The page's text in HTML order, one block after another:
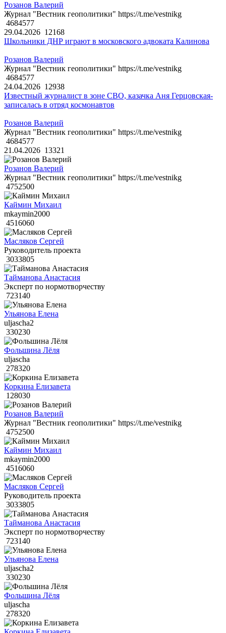
Розанов Валерий
Журнал "Вестник геополитики" https://t.me/vestnikg
4684577
29.04.2026 12168
Школьники ДНР играют в московского адвоката Калинова
Розанов Валерий
Журнал "Вестник геополитики" https://t.me/vestnikg
4684577
24.04.2026 12938
Известный журналист в зоне СВО, казачка Аня Герцовская-
записалась в отряд космонавтов
Розанов Валерий
Журнал "Вестник геополитики" https://t.me/vestnikg
4684577
21.04.2026 13321
Розанов Валерий
Журнал "Вестник геополитики" https://t.me/vestnikg
4752500
Каймин Михаил
mkaymin2000
4516060
Масляков Сергей
Руководитель проекта
3033805
Тайманова Анастасия
Эксперт по нормотворчеству
723140
Ульянова Елена
uljascha2
330230
Фольшина Лёля
uljascha
278320
Коркина Елизавета
128030
Розанов Валерий
Журнал "Вестник геополитики" https://t.me/vestnikg
4752500
Каймин Михаил
mkaymin2000
4516060
Масляков Сергей
Руководитель проекта
3033805
Тайманова Анастасия
Эксперт по нормотворчеству
723140
Ульянова Елена
uljascha2
330230
Фольшина Лёля
uljascha
278320